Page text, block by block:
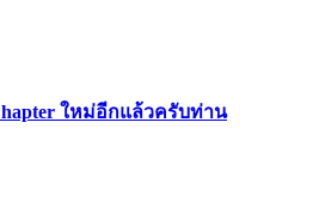
ใหม่อีกแล้วครับท่าน